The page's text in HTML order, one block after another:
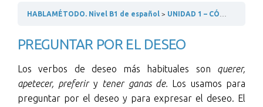
HABLAMÉTODO. Nivel B1 de español UNIDAD 1 – CÓMO ERES
PREGUNTAR POR EL DESEO
Los verbos de deseo más habituales son querer,
apetecer, preferir y tener ganas de. Los usamos para
preguntar por el deseo y para expresar el deseo. El